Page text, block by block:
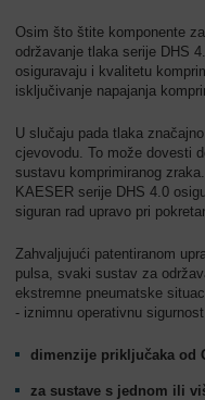
Osim što štite komponente
održavanje tlaka serije DHS
osiguravaju i kvalitetu
isključivanje napajanja
U slučaju pada tlaka
cjevovodu. To može dovesti
sustavu komprimiranog
KAESER serije DHS 4.0
siguran rad upravo pri
Zahvaljujući patentiranom
pulsa, svaki sustav za
ekstremne pneumatske
- iznimnu operativnu
dimenzije priključaka od
za sustave s jednom ili